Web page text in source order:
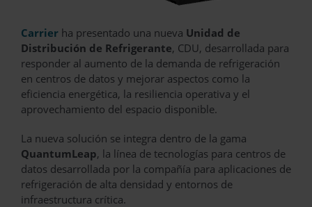
Carrier ha presentado una nueva Unidad de
Distribución de Refrigerante, CDU, desarrollada para
responder al aumento de la demanda de refrigeración
en centros de datos y mejorar aspectos como la
eficiencia energética, la resiliencia operativa y el
aprovechamiento del espacio disponible.
La nueva solución se integra dentro de la gama
QuantumLeap, la línea de tecnologías para centros de
datos desarrollada por la compañía para aplicaciones de
refrigeración de alta densidad y entornos de
infraestructura crítica.